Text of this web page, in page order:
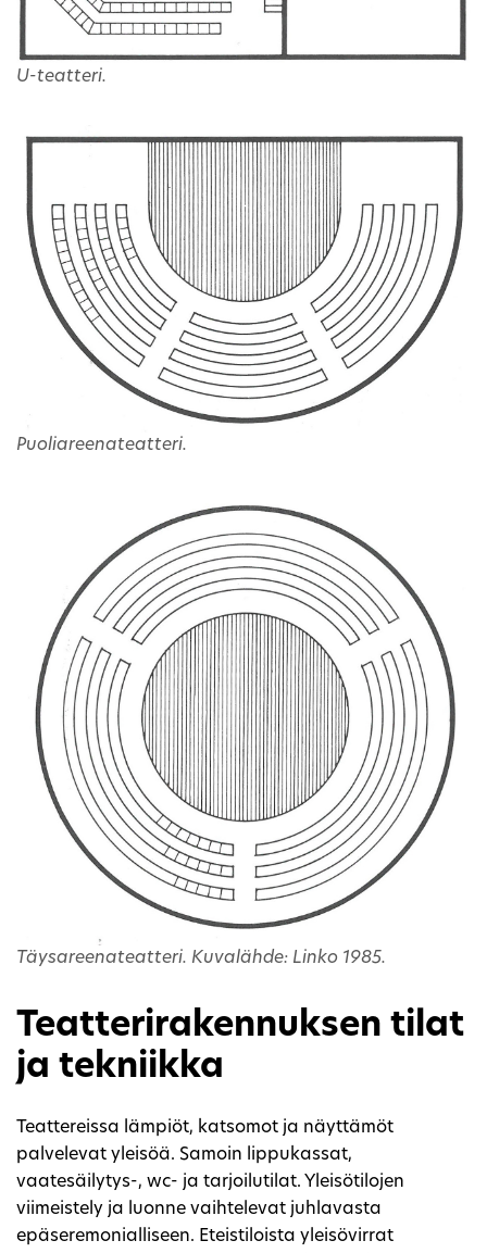
U-teatteri.
Puoliareenateatteri.
Täysareenateatteri. Kuvalähde: Linko 1985.
Teatterirakennuksen tilat
ja tekniikka
Teattereissa lämpiöt, katsomot ja näyttämöt
palvelevat yleisöä. Samoin lippukassat,
vaatesäilytys-, wc- ja tarjoilutilat. Yleisötilojen
viimeistely ja luonne vaihtelevat juhlavasta
epäseremonialliseen. Eteistiloista yleisövirrat